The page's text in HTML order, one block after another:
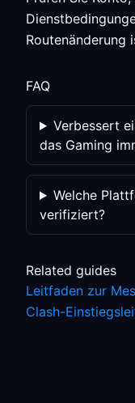
Routenänderung
FAQ
Verbessert
das Gaming
Welche
verifiziert?
Related guides
Leitfaden zur
Clash-